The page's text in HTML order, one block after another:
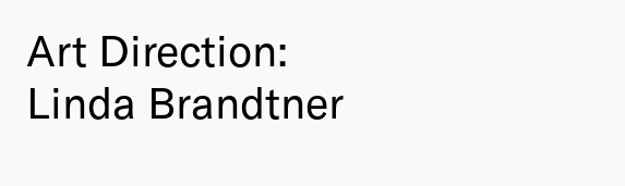
Art Direction:
Linda Brandtner